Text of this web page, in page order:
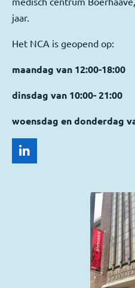
jaar.
Het NCA is geopend op:
maandag van 12:00-18:00
dinsdag van 10:00- 21:00
woensdag en donderdag
L
i